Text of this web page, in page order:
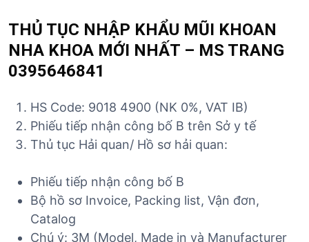
THỦ TỤC NHẬP KHẨU MŨI KHOAN
NHA KHOA MỚI NHẤT – MS TRANG
0395646841
HS Code: 9018 4900 (NK 0%, VAT IB)
Phiếu tiếp nhận công bố B trên Sở y tế
Thủ tục Hải quan/ Hồ sơ hải quan:
Phiếu tiếp nhận công bố B
Bộ hồ sơ Invoice, Packing list, Vận đơn,
Catalog
Chú ý: 3M (Model, Made in và Manufacturer